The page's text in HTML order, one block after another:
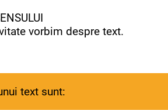
vorbim despre text.
text sunt: